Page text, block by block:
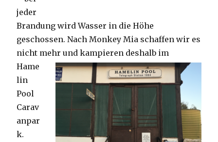
jeder
Brandung wird Wasser in die Höhe
geschossen. Nach Monkey Mia schaffen wir es
nicht mehr und kampieren deshalb im
Hame
lin
Pool
Carav
anpar
k.